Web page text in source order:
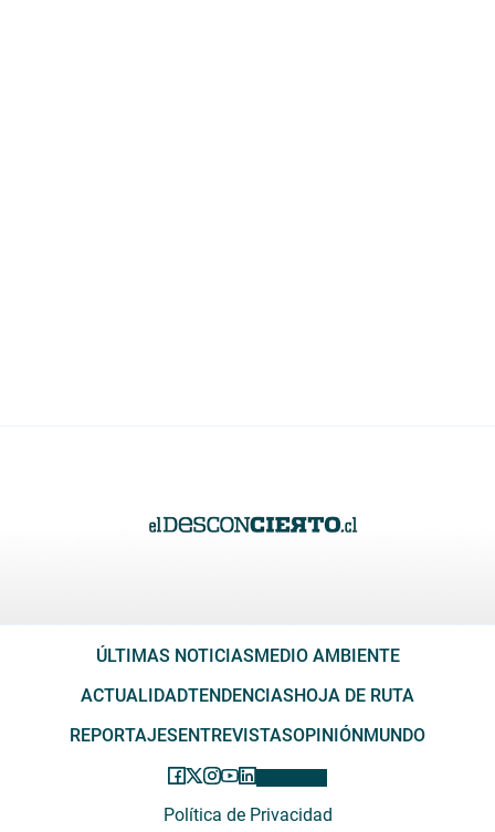
ÚLTIMAS NOTICIAS MEDIO AMBIENTE
ACTUALIDADTENDENCIAS HOJA DE RUTA
REPORTAJES ENTREVISTASOPINIÓN MUNDO
Política de Privacidad